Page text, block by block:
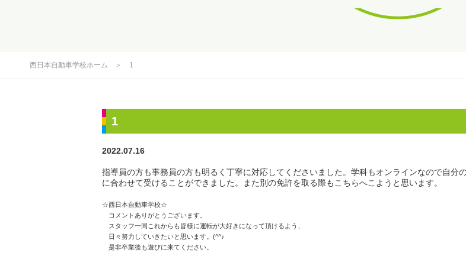
西日本自動車学校ホーム ＞ 1
1
2022.07.16
指導員の方も事務員の方も明るく丁寧に対応してくださいました。学科もオンラインなので自分
に合わせて受けることができました。また別の免許を取る際もこちらへこようと思います。
☆西日本自動車学校☆
コメントありがとうございます。
スタッフ一同これからも皆様に運転が大好きになって頂けるよう、
日々努力していきたいと思います。(^^♪
是非卒業後も遊びに来てください。